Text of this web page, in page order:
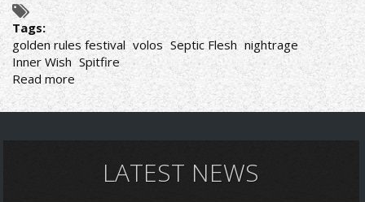
Tags:
golden rules festival volos Septic Flesh nightrage
Inner Wish Spitfire
Read more about
GOLDEN
RULES
ΠΡΩΤΑLATEST NEWS